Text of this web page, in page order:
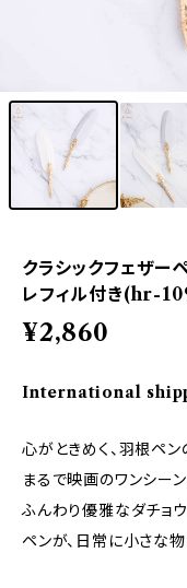
クラシックフェザー
レフィル付き(hr-
¥2,860
International
心がときめく、羽根ペ
まるで映画のワンシーン
ふんわり優雅なダチョ
ペンが、日常に小さな物